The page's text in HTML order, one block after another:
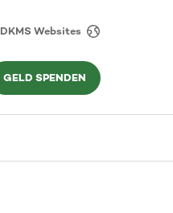
DKMS Websites
GELD SPENDEN